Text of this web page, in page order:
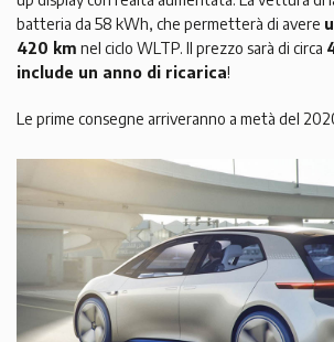
batteria da 58 kWh, che permetterà di avere
420 km nel ciclo WLTP. Il prezzo sarà di circa
include un anno di ricarica!
Le prime consegne arriveranno a metà del